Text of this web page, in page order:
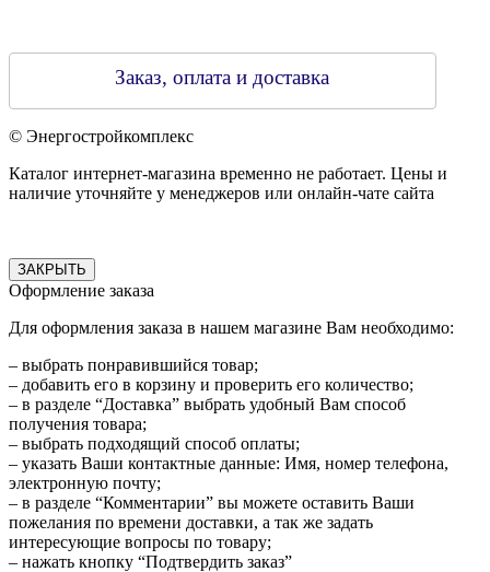
Заказ, оплата и доставка
© Энергостройкомплекс
Каталог интернет-магазина временно не работает. Цены и
наличие уточняйте у менеджеров или онлайн-чате сайта
ЗАКРЫТЬ
Оформление заказа
Для оформления заказа в нашем магазине Вам необходимо:
– выбрать понравившийся товар;
– добавить его в корзину и проверить его количество;
– в разделе “Доставка” выбрать удобный Вам способ
получения товара;
– выбрать подходящий способ оплаты;
– указать Ваши контактные данные: Имя, номер телефона,
электронную почту;
– в разделе “Комментарии” вы можете оставить Ваши
пожелания по времени доставки, а так же задать
интересующие вопросы по товару;
– нажать кнопку “Подтвердить заказ”